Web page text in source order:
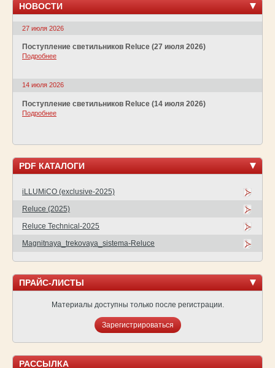
НОВОСТИ
27 июля 2026
Поступление светильников Reluce (27 июля 2026)
Подробнее
14 июля 2026
Поступление светильников Reluce (14 июля 2026)
Подробнее
PDF КАТАЛОГИ
iLLUMiCO (exclusive-2025)
Reluce (2025)
Reluce Technical-2025
Magnitnaya_trekovaya_sistema-Reluce
ПРАЙС-ЛИСТЫ
Материалы доступны только после регистрации.
Зарегистрироваться
РАССЫЛКА